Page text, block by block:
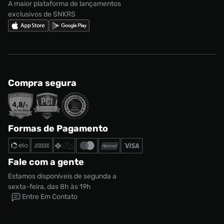
A maior plataforma de lançamentos
exclusivos de SNKRS
Compra segura
Formas de Pagamento
Fale com a gente
Estamos disponíveis de segunda a
sexta-feira, das 8h às 19h
Entre Em Contato